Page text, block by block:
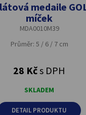
medaile
míček
MDA0010M39
Průměr: 5 / 6 / 7 cm
28 Kčs DPH
SKLADEM
DETAIL PRODUKTU